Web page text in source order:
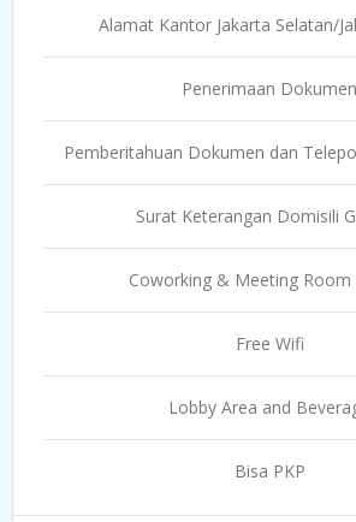
Alamat Kantor Jakarta Selatan/
Penerimaan Dokumen
Pemberitahuan Dokumen dan
Surat Keterangan Domisili
Coworking & Meeting Room
Free Wifi
Lobby Area and
Bisa PKP